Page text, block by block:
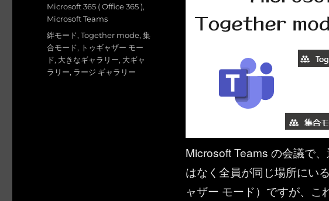
Microsoft Teams の会議で
はなく全員が同じ場所にい
ャザー モード）ですが、こ
日:
カ
テ
ゴ
リ
ー
Microsoft 365 ( Office 365 ),
Microsoft Teams
タ
グ
絆モード,Together mode,集
合モード, トゥギャザー モー
ド, 大きなギャラリー, 大ギャ
ラリー, ラージ ギャラリー